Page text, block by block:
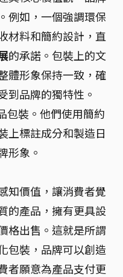
例如，一個強調環保
材料和簡約設計，直
的承諾。包裝上的文
體形象保持一致，確
到品牌的獨特性。
包裝。他們使用簡約
上標註成分和製造日
形象。
知價值，讓消費者覺
的產品，擁有更具設
格出售。這就是所謂
包裝，品牌可以創造
者願意為產品支付更